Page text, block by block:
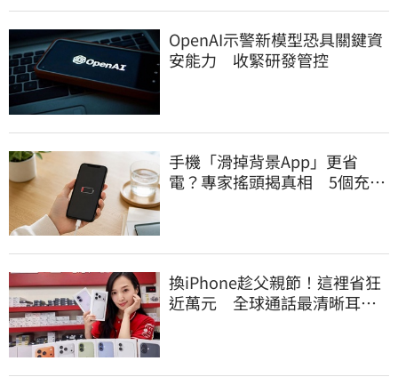
OpenAI示警新模型恐具關鍵資
安能力 收緊研發管控
手機「滑掉背景App」更省
電？專家搖頭揭真相 5個充電
換iPhone趁父親節！這裡省狂
近萬元 全球通話最清晰耳機